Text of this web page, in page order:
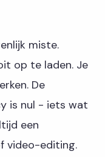
miste.
op te laden. Je
De
is nul - iets wat
een
video-editing.